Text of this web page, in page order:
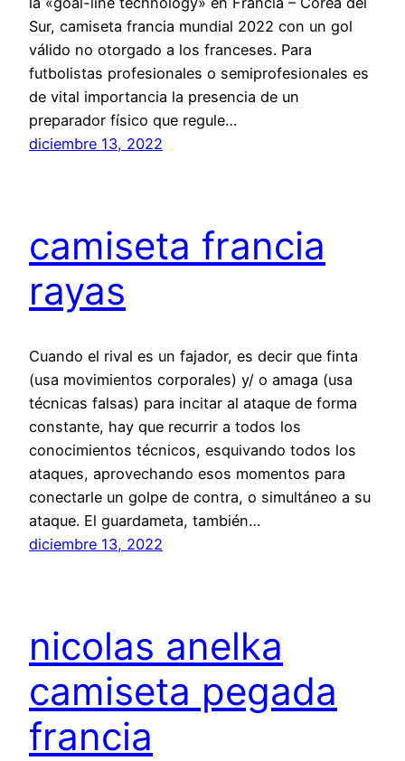
Sur, camiseta francia mundial 2022 con un gol
válido no otorgado a los franceses. Para
futbolistas profesionales o semiprofesionales es
de vital importancia la presencia de un
preparador físico que regule…
diciembre 13, 2022
camiseta francia
rayas
Cuando el rival es un fajador, es decir que finta
(usa movimientos corporales) y/ o amaga (usa
técnicas falsas) para incitar al ataque de forma
constante, hay que recurrir a todos los
conocimientos técnicos, esquivando todos los
ataques, aprovechando esos momentos para
conectarle un golpe de contra, o simultáneo a su
ataque. El guardameta, también…
diciembre 13, 2022
nicolas anelka
camiseta pegada
francia